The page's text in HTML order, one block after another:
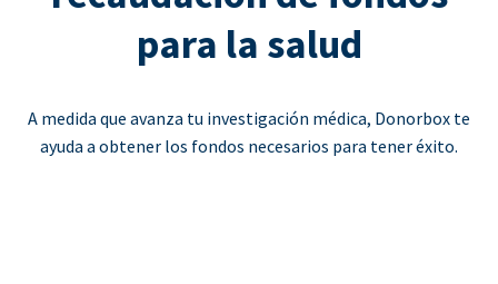
para la salud
A medida que avanza tu investigación médica, Donorbox te
ayuda a obtener los fondos necesarios para tener éxito.